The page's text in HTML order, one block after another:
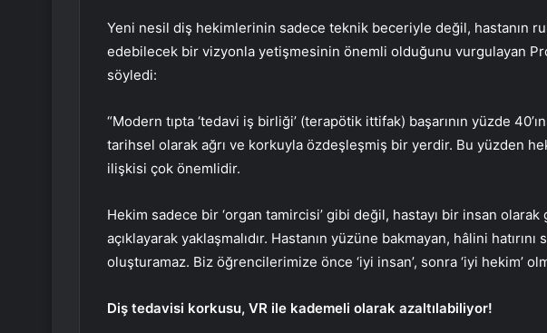
Yeni nesil diş hekimlerinin sadece teknik beceriyle değil, hastanın
edebilecek bir vizyonla yetişmesinin önemli olduğunu vurgulayan
söyledi:
“Modern tıpta ‘tedavi iş birliği’ (terapötik ittifak) başarının yüzde
tarihsel olarak ağrı ve korkuyla özdeşleşmiş bir yerdir. Bu yüzden
ilişkisi çok önemlidir.
Hekim sadece bir ‘organ tamircisi’ gibi değil, hastayı bir insan
açıklayarak yaklaşmalıdır. Hastanın yüzüne bakmayan, hâlini
oluşturamaz. Biz öğrencilerimize önce ‘iyi insan’, sonra ‘iyi hekim’
Diş tedavisi korkusu, VR ile kademeli olarak azaltılabiliyor!